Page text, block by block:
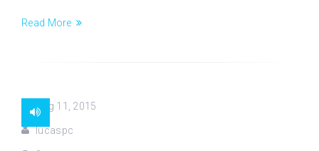
Read More
Aug 11, 2015
lucaspc